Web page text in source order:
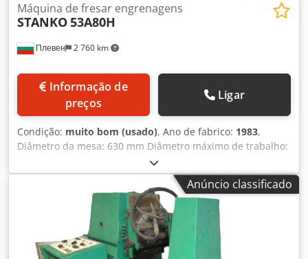
Плевен 2 760 km
Máquina de fresar engrenagens
STANKO53A80H
preços
Ligar
Condição: muito bom (usado), Ano de fabrico: 1983,
Diâmetro da mesa: 630 mm Diâmetro máximo de trabalho:
800 mm Módulo máximo: 10 Equipado com engrenagens
de troca e mandris Cjdpfx Aozbhytof Rsha
Anúncio classificado